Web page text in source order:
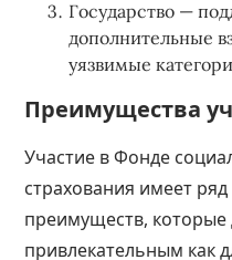
Государство —
дополнительные
уязвимые
Преимущества
Участие в Фонде
страхования имеет
преимуществ, которые
привлекательным как